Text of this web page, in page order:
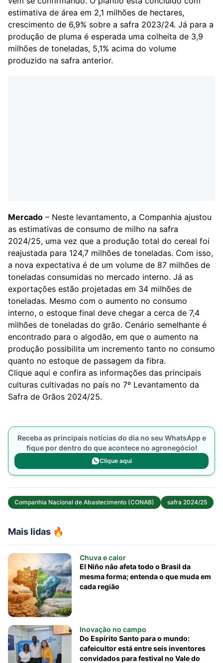
Mais lidas 🔥
Chuva e calor
El Niño não afeta todo o Brasil da
mesma forma; entenda o que muda em
cada região
Inovação no campo
Do Espírito Santo para o mundo:
cafeicultor está entre seis inventores
convidados para festival no Vale do
estimativa de área em 2,1 milhões de hectares,
crescimento de 6,9% sobre a safra 2023/24. Já para a
produção de pluma é esperada uma colheita de 3,9
milhões de toneladas, 5,1% acima do volume
produzido na safra anterior.
Mercado – Neste levantamento, a Companhia ajustou
as estimativas de consumo de milho na safra
2024/25, uma vez que a produção total do cereal foi
reajustada para 124,7 milhões de toneladas. Com isso,
a nova expectativa é de um volume de 87 milhões de
toneladas consumidas no mercado interno. Já as
exportações estão projetadas em 34 milhões de
toneladas. Mesmo com o aumento no consumo
interno, o estoque final deve chegar a cerca de 7,4
milhões de toneladas do grão. Cenário semelhante é
encontrado para o algodão, em que o aumento na
produção possibilita um incremento tanto no consumo
quanto no estoque de passagem da fibra.
Clique aqui e confira as informações das principais
culturas cultivadas no país no 7º Levantamento da
Safra de Grãos 2024/25.
Receba as principais notícias do dia no seu WhatsApp e
fique por dentro do que acontece no agronegócio!
Clique aqui
Companhia Nacional de Abastecimento (CONAB) safra 2024/25